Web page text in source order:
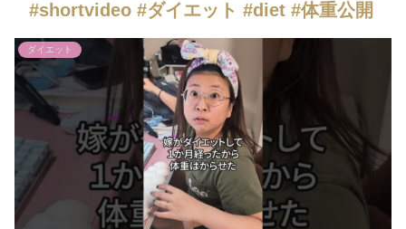
#shortvideo #ダイエット #diet #体重公開
ダイエット